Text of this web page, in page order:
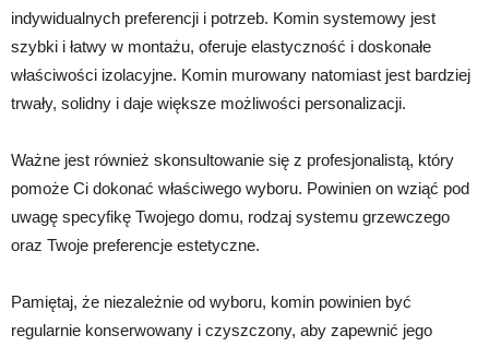
indywidualnych preferencji i potrzeb. Komin systemowy jest
szybki i łatwy w montażu, oferuje elastyczność i doskonałe
właściwości izolacyjne. Komin murowany natomiast jest bardziej
trwały, solidny i daje większe możliwości personalizacji.
Ważne jest również skonsultowanie się z profesjonalistą, który
pomoże Ci dokonać właściwego wyboru. Powinien on wziąć pod
uwagę specyfikę Twojego domu, rodzaj systemu grzewczego
oraz Twoje preferencje estetyczne.
Pamiętaj, że niezależnie od wyboru, komin powinien być
regularnie konserwowany i czyszczony, aby zapewnić jego